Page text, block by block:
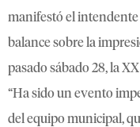
manifestó el
balance sobre la
pasado sábado 28, la
“Ha sido un evento
del equipo municipal,